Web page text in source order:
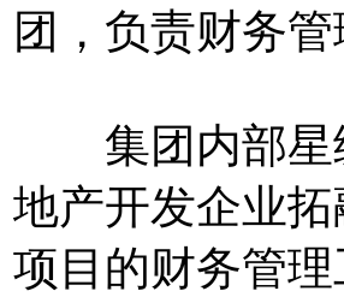
团，负责财务管
集团内部星
地产开发企业
项目的财务管